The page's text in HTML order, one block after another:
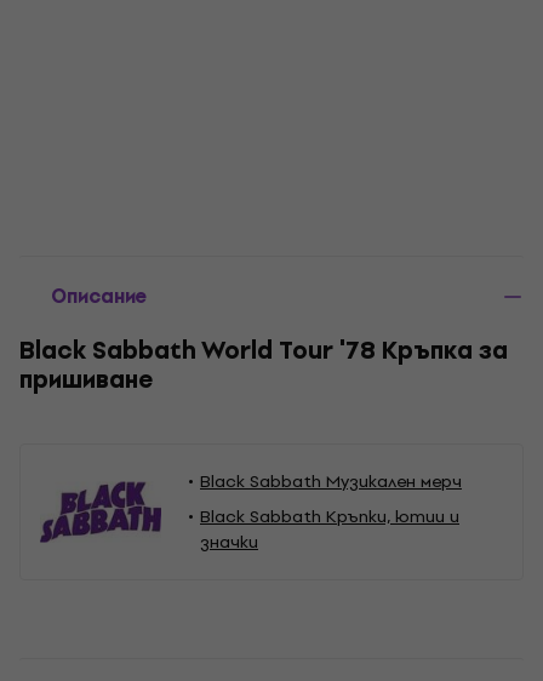
Описание
Black Sabbath World Tour '78 Кръпка за
пришиване
Black Sabbath Музикален мерч
Black Sabbath Кръпки, ютии и
значки